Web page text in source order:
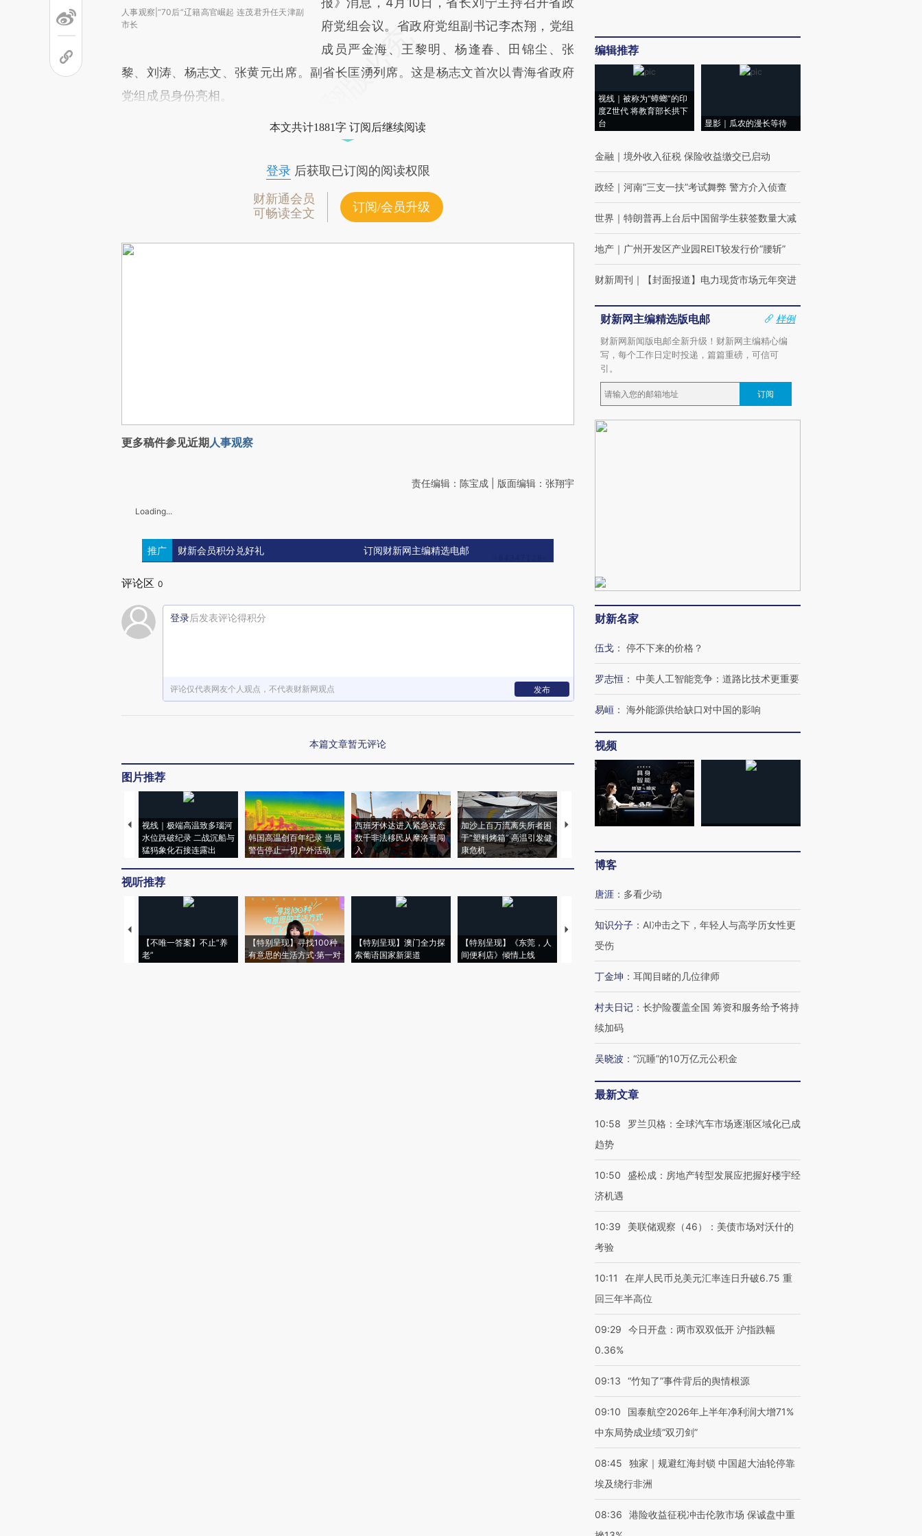
人事观察|“70后”辽籍高官崛起 连茂君升任天津副
市长
府党组会议。省政府党组副书记李杰翔，党组
成员严金海、王黎明、杨逢春、田锦尘、张
黎、刘涛、杨志文、张黄元出席。副省长匡湧列席。这是杨志文首次以青海省政府
党组成员身份亮相。
本文共计1881字 订阅后继续阅读
登录后获取已订阅的阅读权限
财新通会员
可畅读全文
订阅/会员升级
更多稿件参见近期人事观察
责任编辑：陈宝成 | 版面编辑：张翔宇
Loading...
推广 财新会员积分兑好礼 订阅财新网主编精选电邮
评论区 0
登录后发表评论得积分
评论仅代表网友个人观点，不代表财新网观点 发布
本篇文章暂无评论
图片推荐
视线｜极端高温致多瑙河
水位跌破纪录 二战沉船与
猛犸象化石接连露出
韩国高温创百年纪录 当局
警告停止一切户外活动
西班牙休达进入紧急状态
数千非法移民从摩洛哥闯
入
加沙上百万流离失所者困
于“塑料烤箱” 高温引发健
康危机
马航飞行员跨国走私7万
要防空导弹“救急”
13人遇难
视听推荐
【不唯一答案】不止“养
老”
【特别呈现】寻找100种
有意思的生活方式·第一对
【特别呈现】澳门全力探
索葡语国家新渠道
【特别呈现】《东莞，人
间便利店》倾情上线
【推广】走进第四届链博
会，让数智科技“链”接产
【商旅对话】华住集团
编辑推荐
视线｜被称为“蟑螂”的印
度Z世代 将教育部长拱下
台
显影｜瓜农的漫长等待
金融 ｜ 境外收入征税 保险收益缴交已启动
政经 ｜ 河南“三支一扶”考试舞弊 警方介入侦查
世界 ｜ 特朗普再上台后中国留学生获签数量大减
地产 ｜ 广州开发区产业园REIT较发行价“腰斩”
财新周刊 ｜ 【封面报道】电力现货市场元年突进
财新网主编精选版电邮
样例
财新网新闻版电邮全新升级！财新网主编精心编
写，每个工作日定时投递，篇篇重磅，可信可
引。
订阅
财新名家
伍戈 ： 停不下来的价格？
罗志恒 ： 中美人工智能竞争：道路比技术更重要
易峘 ： 海外能源供给缺口对中国的影响
视频
博客
唐涯 ： 多看少动
知识分子 ： AI冲击之下，年轻人与高学历女性更
受伤
丁金坤 ： 耳闻目睹的几位律师
村夫日记 ： 长护险覆盖全国 筹资和服务给予将持
续加码
吴晓波 ： “沉睡”的10万亿元公积金
最新文章
10:58
罗兰贝格：全球汽车市场逐渐区域化已成
趋势
10:50
盛松成：房地产转型发展应把握好楼宇经
济机遇
10:39
美联储观察（46）：美债市场对沃什的
考验
10:11
在岸人民币兑美元汇率连日升破6.75 重
回三年半高位
09:29
今日开盘：两市双双低开 沪指跌幅
0.36%
09:13 “竹知了”事件背后的舆情根源
09:10
国泰航空2026年上半年净利润大增71%
中东局势成业绩“双刃剑”
08:45
独家｜规避红海封锁 中国超大油轮停靠
埃及绕行非洲
08:36
港险收益征税冲击伦敦市场 保诚盘中重